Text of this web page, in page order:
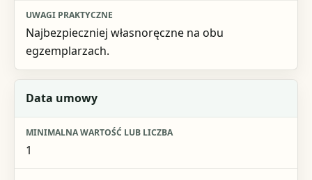
Najbezpieczniej własnoręczne na obu
egzemplarzach.
Data umowy
1